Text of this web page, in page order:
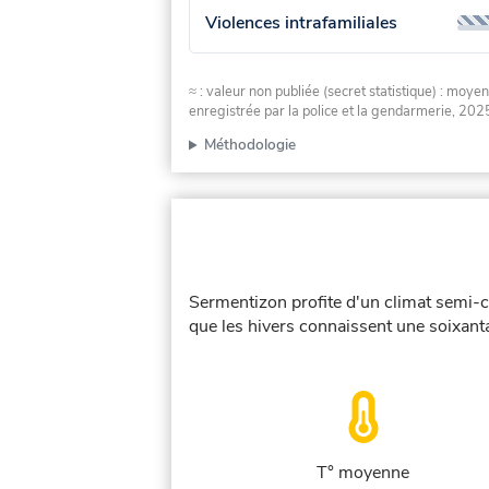
Violences intrafamiliales
≈ : valeur non publiée (secret statistique) :
enregistrée par la police et la gendarmerie,
Méthodologie
Sermentizon profite d'un climat semi-
que les hivers connaissent une
T° moyenne